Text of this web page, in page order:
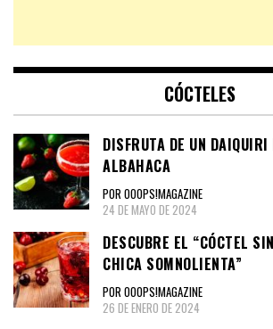
CÓCTELES
DISFRUTA DE UN DAIQUIRI
ALBAHACA
POR OOOPS!MAGAZINE
24 DE MAYO DE 2024
DESCUBRE EL “CÓCTEL
CHICA SOMNOLIENTA”
POR OOOPS!MAGAZINE
26 DE ENERO DE 2024